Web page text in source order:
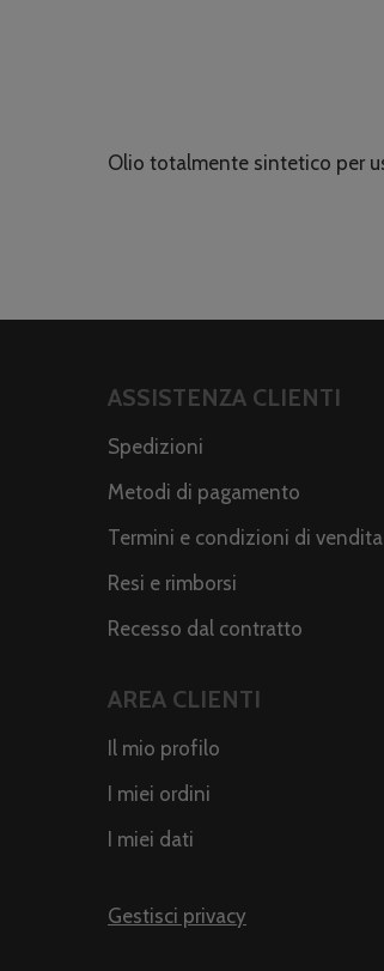
Olio totalmente sintetico per
ASSISTENZA CLIENTI
Spedizioni
Metodi di pagamento
Termini e condizioni di vendita
Resi e rimborsi
Recesso dal contratto
AREA CLIENTI
Il mio profilo
I miei ordini
I miei dati
Gestisci privacy